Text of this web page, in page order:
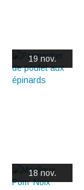
19 nov.
18 nov.